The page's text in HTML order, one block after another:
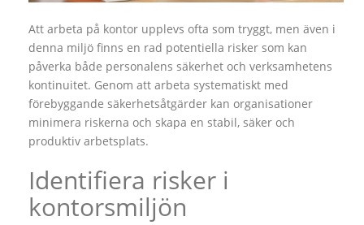
Att arbeta på kontor upplevs ofta som tryggt, men även i
denna miljö finns en rad potentiella risker som kan
påverka både personalens säkerhet och verksamhetens
kontinuitet. Genom att arbeta systematiskt med
förebyggande säkerhetsåtgärder kan organisationer
minimera riskerna och skapa en stabil, säker och
produktiv arbetsplats.
Identifiera risker i
kontorsmiljön